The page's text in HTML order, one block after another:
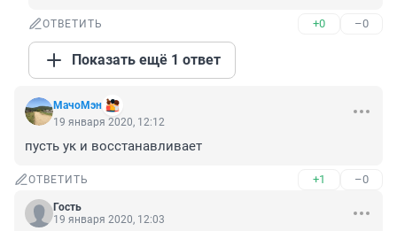
ОТВЕТИТЬ +0 –0
Показать ещё 1 ответ
МачоМэн
19 января 2020, 12:12
пусть ук и восстанавливает
ОТВЕТИТЬ +1 –0
Гость
19 января 2020, 12:03